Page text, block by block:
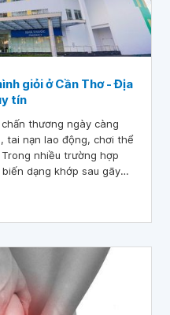
giỏi ở Cần Thơ - Địa
tín
thương ngày càng
tai nạn lao động, chơi thể
nhiều trường hợp
dạng khớp sau gãy
chuyên sâu như phẫu
kinh nghiệm phẫu thuật
được chẩn đoán
hiệu quả hồi phục tối ưu.